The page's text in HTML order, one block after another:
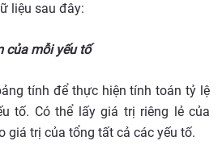
liệu sau đây:
của mỗi yếu tố
tính để thực hiện tính toán tỷ lệ
tố. Có thể lấy giá trị riêng lẻ của
giá trị của tổng tất cả các yếu tố.